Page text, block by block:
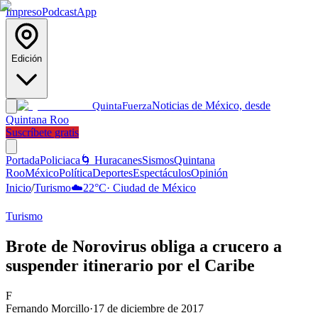
ImpresoPodcastApp
Edición
QuintaFuerzaNoticias de México, desde
Quintana Roo
Suscríbete gratis
PortadaPoliciaca 🌀 HuracanesSismosQuintana
RooMéxicoPolíticaDeportesEspectáculosOpinión
Inicio/Turismo☁️22°C· Ciudad de México
Turismo
Brote de Norovirus obliga a crucero a
suspender itinerario por el Caribe
F
Fernando Morcillo·17 de diciembre de 2017